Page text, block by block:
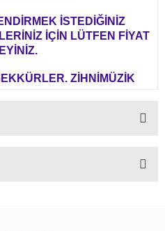
İSTEDİĞİNİZ
İÇİN LÜTFEN FİYAT
ZİHNİMÜZİK